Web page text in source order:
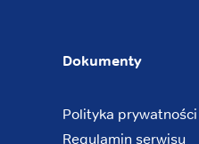
Dokumenty
Polityka prywatności
Regulamin serwisu